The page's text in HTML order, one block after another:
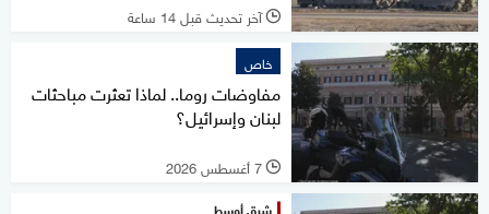
l آخر تحديث قبل 14 ساعة
خاص
مفاوضات روما.. لماذا تعثرت مباحثات
لبنان وإسرائيل؟
l 7 أغسطس 2026
شرق أوسط